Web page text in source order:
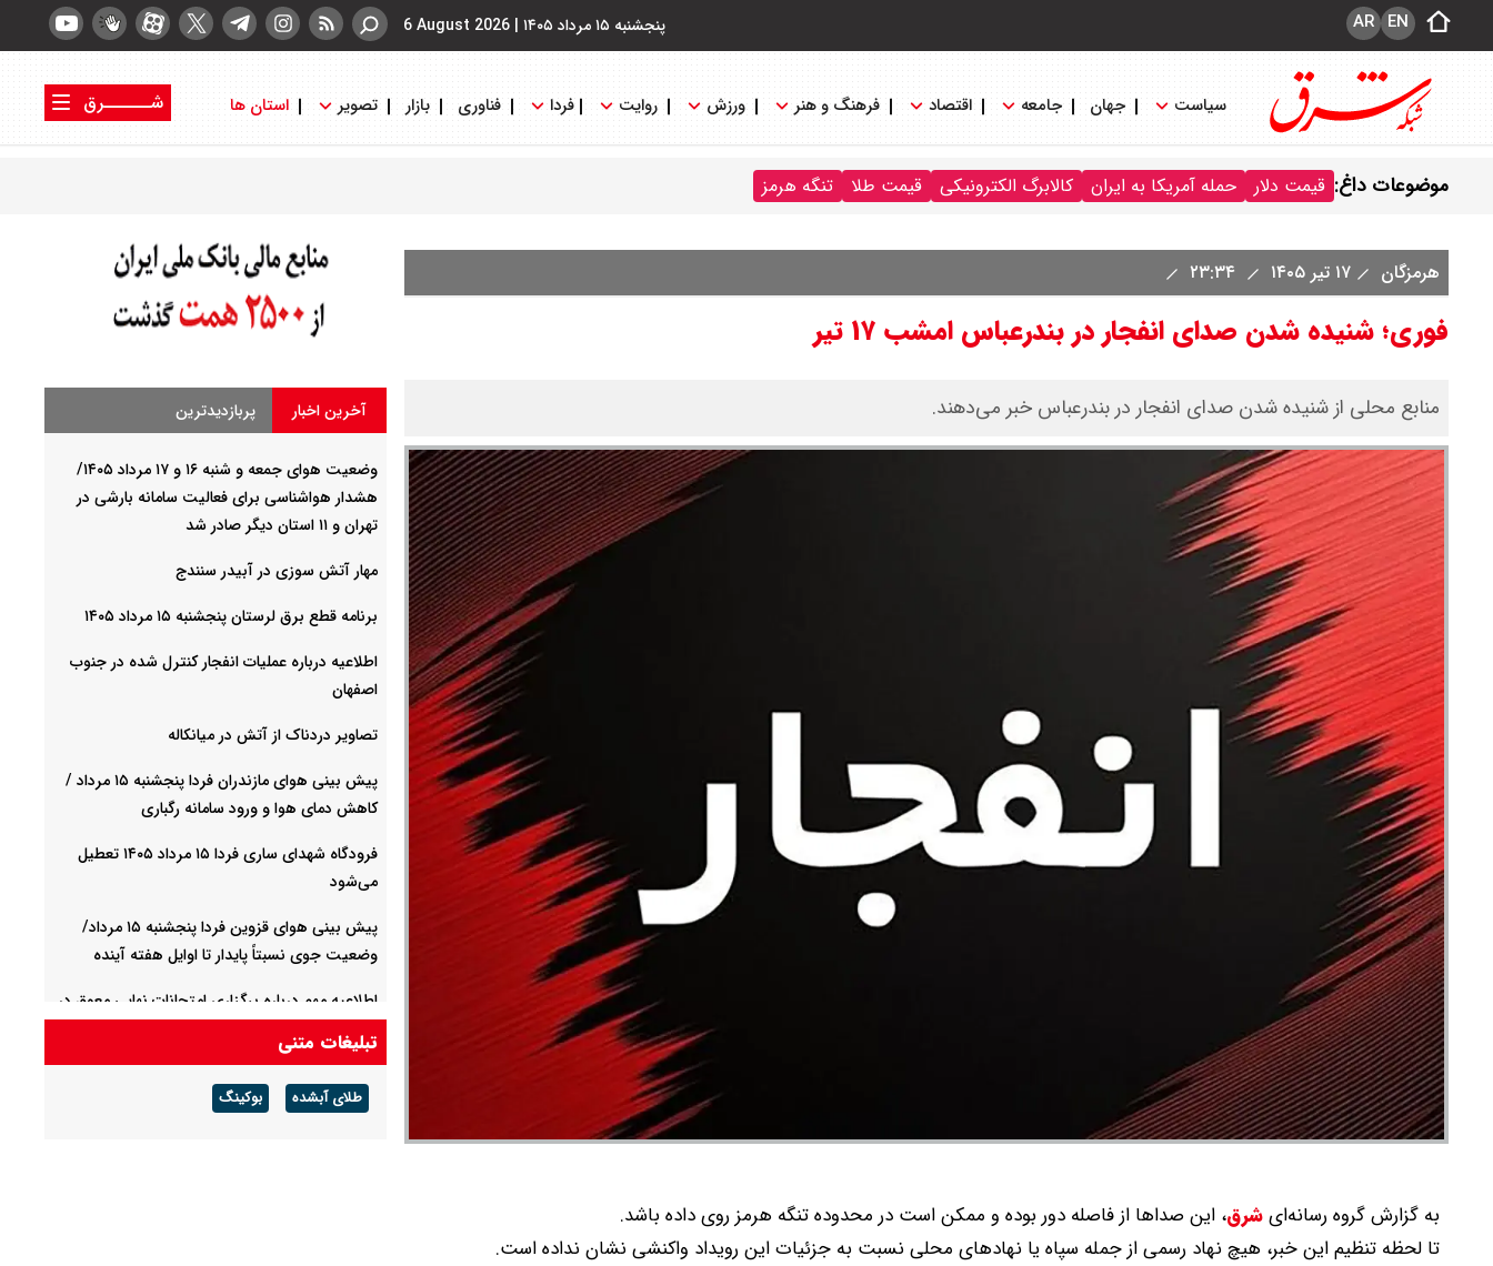
پنجشنبه ۱۵ مرداد ۱۴۰۵ |
6 August 2026 EN
AR
سیاست جهان جامعه اقتصاد فرهنگ و هنر ورزش روایت فردا فناوری بازار تصویر استان ها
شــــــرق
موضوعات داغ: قیمت دلار حمله آمریکا به ایران کالابرگ الکترونیکی قیمت طلا تنگه هرمز
هرمزگان ۱۷ تیر ۱۴۰۵
فوری؛ شنیده شدن صدای انفجار در بندرعباس امشب ۱۷ تیر
منابع محلی از شنیده شدن صدای انفجار در بندرعباس خبر می‌دهند.
به گزارش گروه رسانه‌ایشرق، این صداها از فاصله دور بوده و ممکن است در محدوده تنگه هرمز روی داده باشد.
تا لحظه تنظیم این خبر، هیچ نهاد رسمی از جمله سپاه یا نهادهای محلی نسبت به جزئیات این رویداد واکنشی نشان نداده است.
آخرین اخبار پربازدیدترین
وضعیت هوای جمعه و شنبه ۱۶ و ۱۷ مرداد ۱۴۰۵/
هشدار هواشناسی برای فعالیت سامانه بارشی در
تهران و ۱۱ استان دیگر صادر شد
مهار آتش سوزی در آبیدر سنندج
برنامه قطع برق لرستان پنجشنبه ۱۵ مرداد ۱۴۰۵
اطلاعیه درباره عملیات انفجار کنترل شده در جنوب
اصفهان
تصاویر دردناک از آتش در میانکاله
پیش بینی هوای مازندران فردا پنجشنبه ۱۵ مرداد /
کاهش دمای هوا و ورود سامانه رگباری
فرودگاه شهدای ساری فردا ۱۵ مرداد ۱۴۰۵ تعطیل
می‌شود
پیش بینی هوای قزوین فردا پنجشنبه ۱۵ مرداد/
وضعیت جوی نسبتاً پایدار تا اوایل هفته آینده
اطلاعیه مهم درباره برگزاری امتحانات نهایی معوق در
۴ استان جنوبی کشور + جدول
پیش بینی هوای فارس فردا پنجشنبه ۱۵ مرداد/
احتمال آب‌گرفتگی و سیلابی شدن مسیل‌ها
تبلیغات متنی
طلای آبشده بوکینگ